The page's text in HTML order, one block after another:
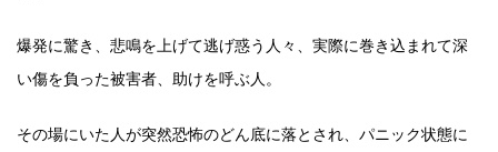
爆発に驚き、悲鳴を上げて逃げ惑う人々、実際に巻き込まれて深
い傷を負った被害者、助けを呼ぶ人。
その場にいた人が突然恐怖のどん底に落とされ、パニック状態に